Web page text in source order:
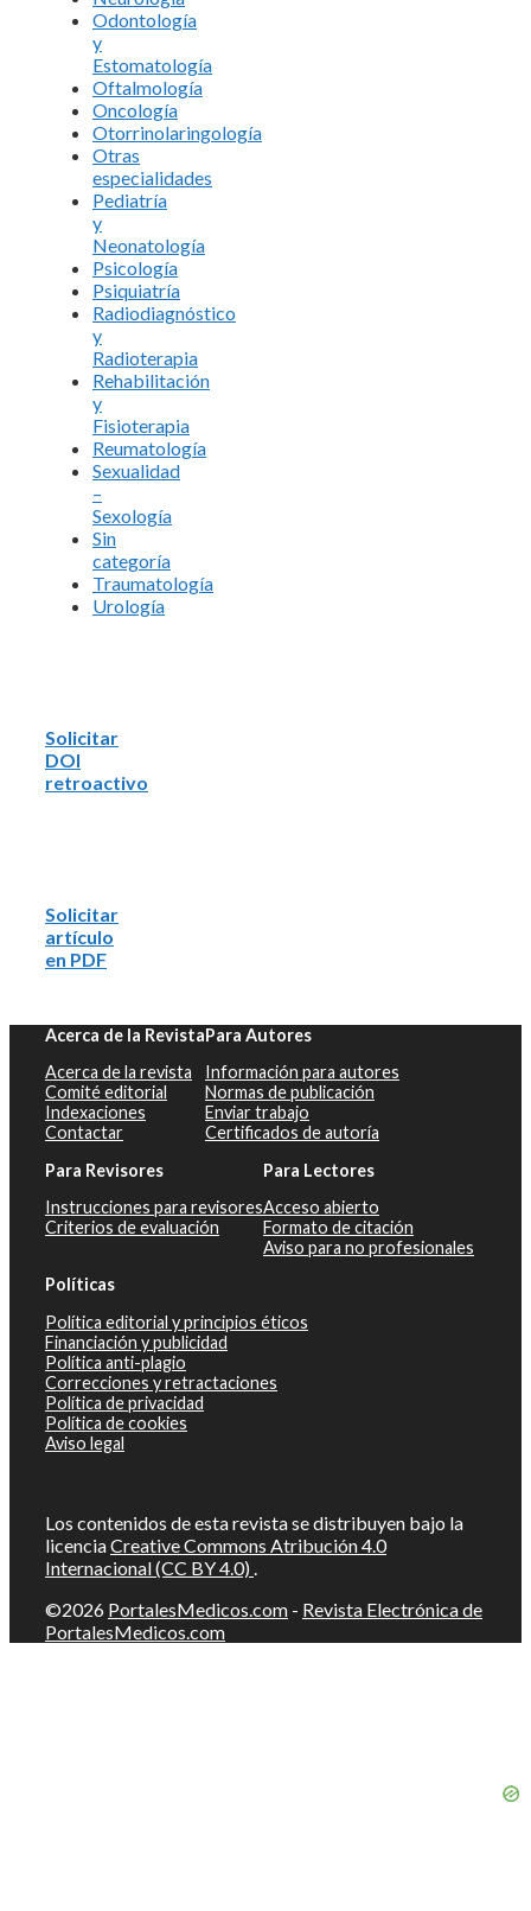
Odontología
y
Estomatología
Oftalmología
Oncología
Otorrinolaringología
Otras
especialidades
Pediatría
y
Neonatología
Psicología
Psiquiatría
Radiodiagnóstico
y
Radioterapia
Rehabilitación
y
Fisioterapia
Reumatología
Sexualidad
–
Sexología
Sin
categoría
Traumatología
Urología
Solicitar
DOI
retroactivo
Solicitar
artículo
en PDF
Acerca de la Revista
Acerca de la revista
Comité editorial
Indexaciones
Contactar
Para Autores
Información para autores
Normas de publicación
Enviar trabajo
Certificados de autoría
Para Revisores
Instrucciones para revisores
Criterios de evaluación
Para Lectores
Acceso abierto
Formato de citación
Aviso para no profesionales
Políticas
Política editorial y principios éticos
Financiación y publicidad
Política anti-plagio
Correcciones y retractaciones
Política de privacidad
Política de cookies
Aviso legal
Los contenidos de esta revista se distribuyen bajo la
licenciaCreative Commons Atribución 4.0
Internacional (CC BY 4.0) .
©2026 PortalesMedicos.com - Revista Electrónica de
PortalesMedicos.com